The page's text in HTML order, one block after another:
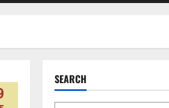
SEARCH